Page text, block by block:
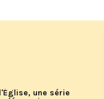
une série